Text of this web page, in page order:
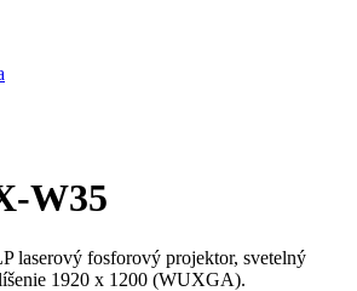
W35
laserový fosforový projektor, svetelný
1920 x 1200 (WUXGA).